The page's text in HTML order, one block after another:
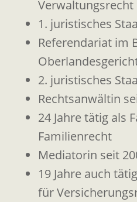
Verwaltungsrecht
1. juristisches
Referendariat im
2. juristisches
Rechtsanwältin
24 Jahre tätig als
Familienrecht
Mediatorin seit
19 Jahre auch
für